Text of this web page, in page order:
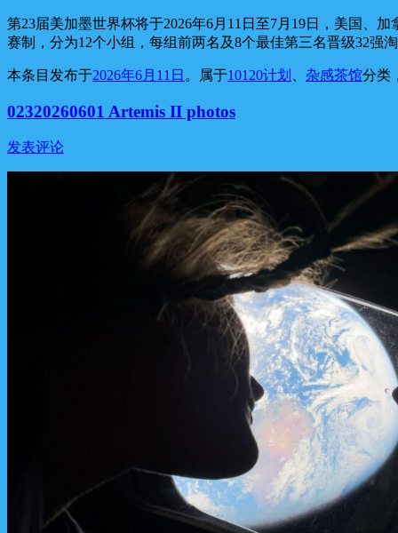
第23届美加墨世界杯将于2026年6月11日至7月19日，美国、
赛制，分为12个小组，每组前两名及8个最佳第三名晋级32强
本条目发布于2026年6月11日 。属于10120计划 杂感茶馆分类
02320260601 Artemis II photos
发表评论